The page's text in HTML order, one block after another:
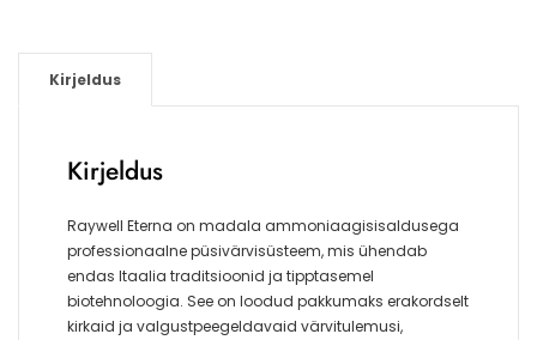
Kirjeldus
Kirjeldus
Raywell Eterna on madala ammoniaagisisaldusega
professionaalne püsivärvisüsteem, mis ühendab
endas Itaalia traditsioonid ja tipptasemel
biotehnoloogia. See on loodud pakkumaks erakordselt
kirkaid ja valgustpeegeldavaid värvitulemusi,